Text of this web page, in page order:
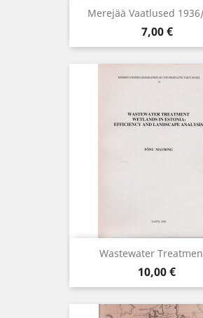
Merejää Vaatlused
Hind
7,00 €
Wastewater
Hind
10,00 €